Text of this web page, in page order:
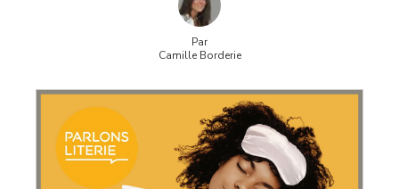
Par
Camille Borderie